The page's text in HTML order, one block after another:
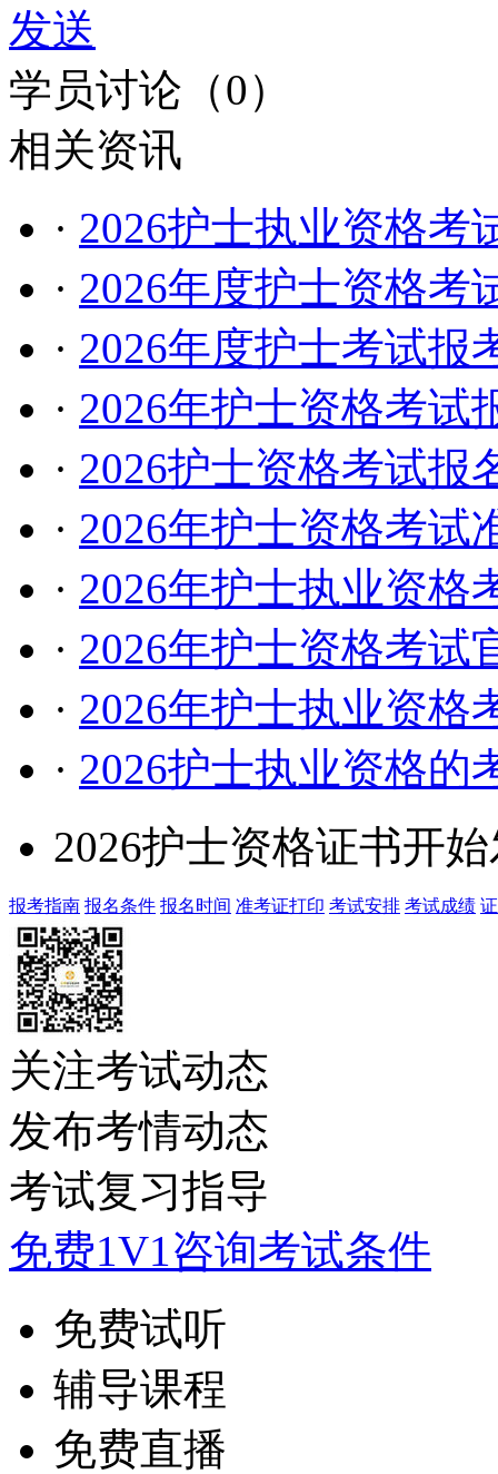
发送
学员讨论（0）
相关资讯
· 2026护士执业资格考
· 2026年度护士资格考
· 2026年度护士考试报
· 2026年护士资格考试
· 2026护士资格考试报
· 2026年护士资格考试
· 2026年护士执业资格
· 2026年护士资格考试
· 2026年护士执业资格
· 2026护士执业资格的
2026护士资格证书开
报考指南 报名条件 报名时间 准考证打印 考试安排 考试成绩
关注考试动态
发布考情动态
考试复习指导
免费1V1咨询考试条件
免费试听
辅导课程
免费直播